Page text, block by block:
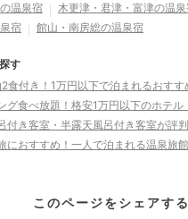
温泉宿
木更津・君津・富津の温
宿
館山・南房総の温泉宿
す
食付き！1万円以下で泊まれるおす
グ食べ放題！格安1万円以下のホテル
付き客室・半露天風呂付き客室が評
におすすめ！一人で泊まれる温泉旅
このページをシェアする